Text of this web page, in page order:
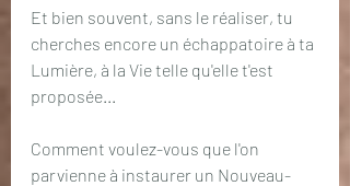
Et bien souvent, sans le réaliser, tu
cherches encore un échappatoire à ta
Lumière, à la Vie telle qu'elle t'est
proposée...
Comment voulez-vous que l'on
parvienne à instaurer un Nouveau-